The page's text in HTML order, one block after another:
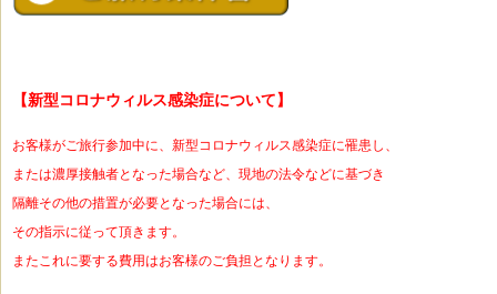
【新型コロナウィルス感染症について 】
お客様がご旅行参加中に、新型コロナウィルス感染症に罹患し、
または濃厚接触者となった場合など、現地の法令などに基づき
隔離その他の措置が必要となった場合には、
その指示に従って頂きます。
またこれに要する費用はお客様のご負担となります。